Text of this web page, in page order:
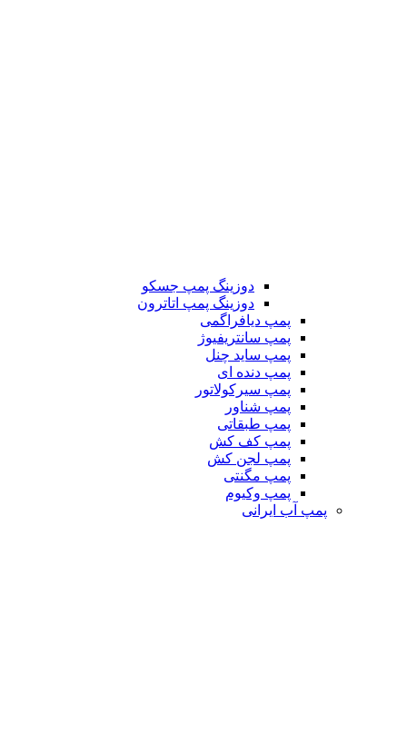
دوزینگ پمپ جسکو
دوزینگ پمپ اتاترون
پمپ دیافراگمی
پمپ سانتریفیوژ
پمپ ساید چنل
پمپ دنده ای
پمپ سیرکولاتور
پمپ شناور
پمپ طبقاتی
پمپ کف کش
پمپ لجن کش
پمپ مگنتی
پمپ وکیوم
پمپ آب ایرانی